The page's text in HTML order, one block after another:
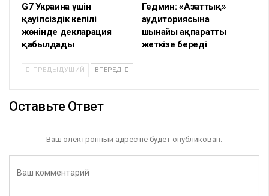
G7 Украина үшін
қауіпсіздік кепілі
жөнінде декларация
қабылдады
Гедмин: «Азаттық»
аудиториясына
шынайы ақпаратты
жеткізе береді
ПРЕДЫДУЩИЙ ВПЕРЕД
Оставьте Ответ
Ваш электронный адрес не будет опубликован.